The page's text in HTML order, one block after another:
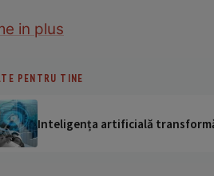
in plus
PENTRU TINE
Inteligența artificială